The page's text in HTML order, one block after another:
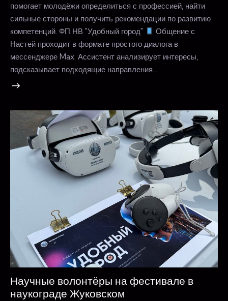
помогает молодёжи определиться с профессией, найти
сильные стороны и получить рекомендации по развитию
компетенций. ФП НВ "Удобный город"
Общение с
Настей проходит в формате простого диалога в
мессенджере Max. Ассистент анализирует интересы,
подсказывает подходящие направления…
Научные волонтёры на фестивале в
наукограде Жуковском